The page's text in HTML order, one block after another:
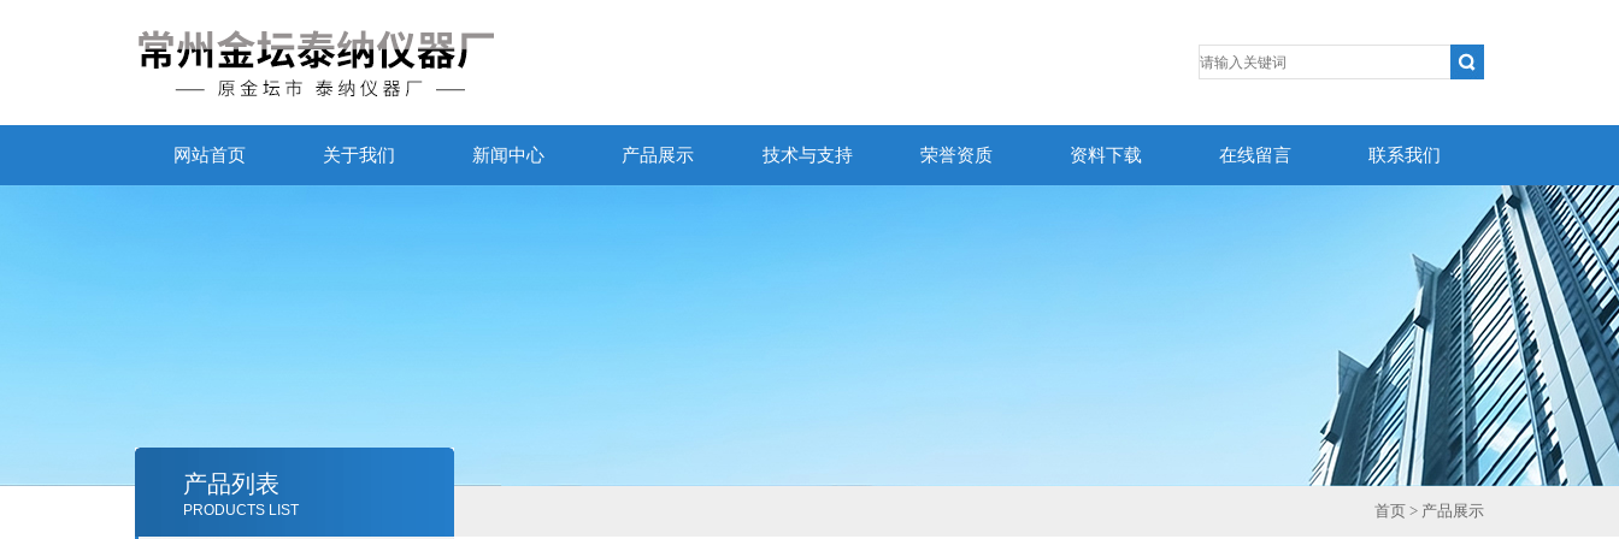
网站首页 关于我们 新闻中心 产品展示 技术与支持 荣誉资质 资料下载 在线留言 联系我们
产品列表
PRODUCTS LIST 首页 > 产品展示